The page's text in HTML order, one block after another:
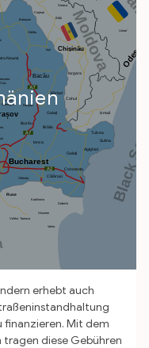
erhebt auch
finanzieren. Mit dem
diese Gebühren